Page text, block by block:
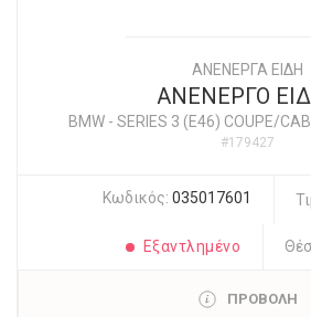
ΑΝΕΝΕΡΓΑ ΕΙΔΗ
ΑΝΕΝΕΡΓΟ
BMW - SERIES 3 (E46) COUPE/
#179427
Κωδικός: 035017601
Εξαντλημένο
ΠΡΟΒΟΛΗ